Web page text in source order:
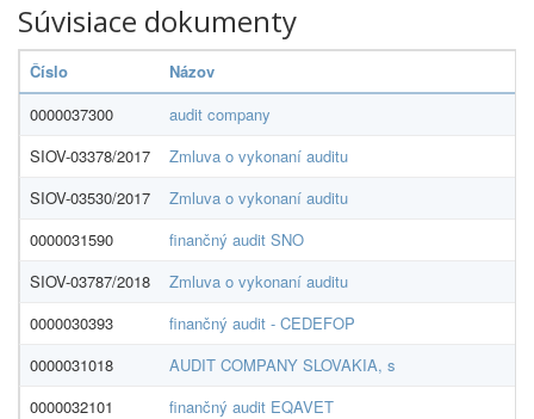
Súvisiace dokumenty
Číslo
Názov
0000037300
audit company
SIOV-03378/2017
Zmluva o vykonaní auditu
SIOV-03530/2017
Zmluva o vykonaní auditu
0000031590
finančný audit SNO
SIOV-03787/2018
Zmluva o vykonaní auditu
0000030393
finančný audit - CEDEFOP
0000031018
AUDIT COMPANY SLOVAKIA, s
0000032101
finančný audit EQAVET